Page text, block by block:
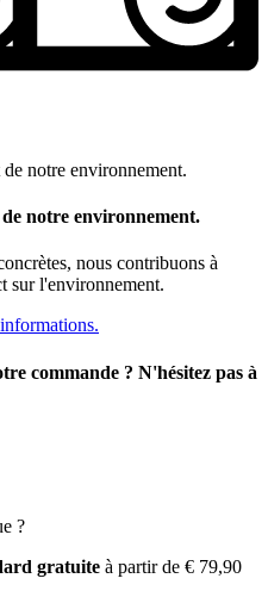
notre environnement.
nous contribuons à
sur l'environnement.
commande ? N'hésitez pas à
?
gratuite à partir de € 79,90